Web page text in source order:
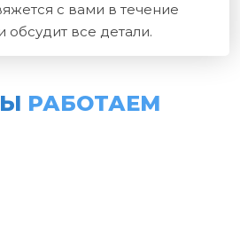
с вами в течение
обсудит все детали.
РАБОТАЕМ